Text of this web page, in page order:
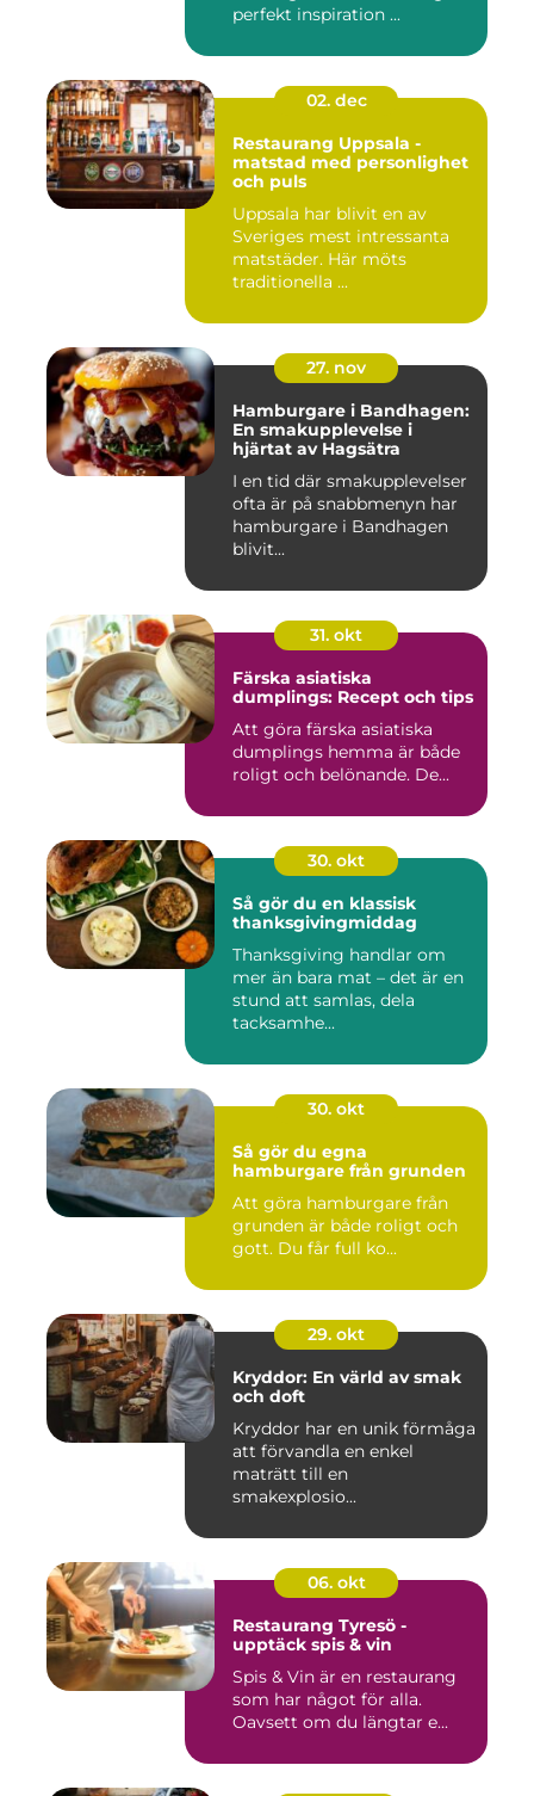
perfekt inspiration ...
02. dec
Restaurang Uppsala -
matstad med personlighet
och puls
Uppsala har blivit en av
Sveriges mest intressanta
matstäder. Här möts
traditionella ...
27. nov
Hamburgare i Bandhagen:
En smakupplevelse i
hjärtat av Hagsätra
I en tid där smakupplevelser
ofta är på snabbmenyn har
hamburgare i Bandhagen
blivit...
31. okt
Färska asiatiska
dumplings: Recept och tips
Att göra färska asiatiska
dumplings hemma är både
roligt och belönande. De...
30. okt
Så gör du en klassisk
thanksgivingmiddag
Thanksgiving handlar om
mer än bara mat – det är en
stund att samlas, dela
tacksamhe...
30. okt
Så gör du egna
hamburgare från grunden
Att göra hamburgare från
grunden är både roligt och
gott. Du får full ko...
29. okt
Kryddor: En värld av smak
och doft
Kryddor har en unik förmåga
att förvandla en enkel
maträtt till en
smakexplosio...
06. okt
Restaurang Tyresö -
upptäck spis & vin
Spis & Vin är en restaurang
som har något för alla.
Oavsett om du längtar e...